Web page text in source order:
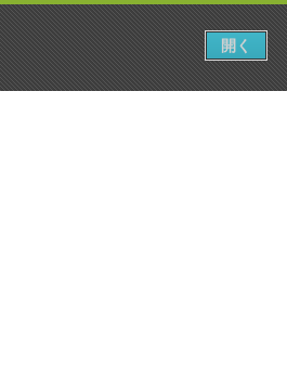
開く